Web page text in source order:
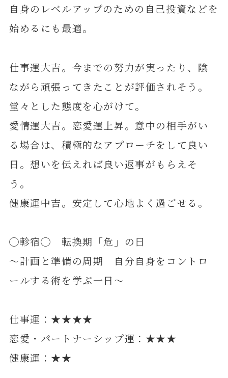
自身のレベルアップのための自己投資などを
始めるにも最適。
仕事運大吉。今までの努力が実ったり、陰
ながら頑張ってきたことが評価されそう。
堂々とした態度を心がけて。
愛情運大吉。恋愛運上昇。意中の相手がい
る場合は、積極的なアプローチをして良い
日。想いを伝えれば良い返事がもらえそ
う。
健康運中吉。安定して心地よく過ごせる。
◯軫宿◯ 転換期「危」の日
～計画と準備の周期 自分自身をコントロ
ールする術を学ぶ一日～
仕事運：★★★★
恋愛・パートナーシップ運：★★★
健康運：★★